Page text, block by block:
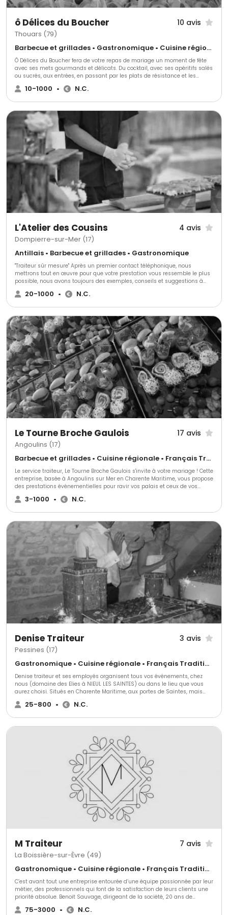
ô Délices du Boucher 10 avis
Thouars (79)
Barbecue et grillades • Gastronomique • Cuisine régionale
Ô Délices du Boucher fera de votre repas de mariage un moment de fête
avec ses mets gourmands et délicats. Du cocktail, avec ses apéritifs salés
ou sucrés, aux entrées, en passant par les plats de résistance et les
desserts, vos invités seront comblés par la fraîcheur de ses délicieux
produits régionaux de circuit court, sans oublier l'efficacité de son service.
10-1000 • N.C.
L'Atelier des Cousins 4 avis
Dompierre-sur-Mer (17)
Antillais • Barbecue et grillades • Gastronomique
"Traiteur sûr mesure" Après un premier contact téléphonique, nous
mettrons tout en œuvre pour que votre prestation vous ressemble le plus
possible, nous avons toujours des exemples, conseils et suggestions à
vous apporter, mais le principe de notre service traiteur sur mesure est
que nous nous adapterons au mieux à vos demandes et au lieu de
suggestions et modifications nécessaires . Nous nous efforçons de
travailler des produits frais et de saison. La filière locale est favorisée
autant que possible.
20-1000 • N.C.
Le Tourne Broche Gaulois 17 avis
Angoulins (17)
Barbecue et grillades • Cuisine régionale • Français Traditionnel
Le service traiteur, Le Tourne Broche Gaulois s'invite à votre mariage ! Cette
entreprise, basée à Angoulins sur Mer en Charente Maritime, vous propose
des prestations événementielles pour ravir vos palais et ceux de vos
invités le grand jour venu.
3-1000 • N.C.
Denise Traiteur 3 avis
Pessines (17)
Gastronomique • Cuisine régionale • Français Traditionnel
Denise traiteur et ses employés organisent tous vos événements, chez
nous (domaine des Elies à NIEUL LES SAINTES) ou dans le lieu que vous
aurez choisi. Situés en Charente Maritime, aux portes de Saintes, mais
possibilité de déplacement dans la métropole. Depuis 2011 nous nous
déplaçons en Ile de France avec nos camions frigorifiques afin de vous
25-800 • N.C.
M Traiteur 7 avis
La Boissière-sur-Èvre (49)
Gastronomique • Cuisine régionale • Français Traditionnel
C’est avant tout une entreprise entourée d’une équipe passionnée par leur
métier, des professionnels qui font de la satisfaction de leurs clients une
priorité absolue. Benoit Sauvage, dirigeant de la société, 20 ans de
carrière dans l’évènement, dont 15 ans en tant que directeur de salle au
sein du Val d’Evre Traiteur, décide à l’arrêt de l’activité de cette entreprise
75-3000 • N.C.